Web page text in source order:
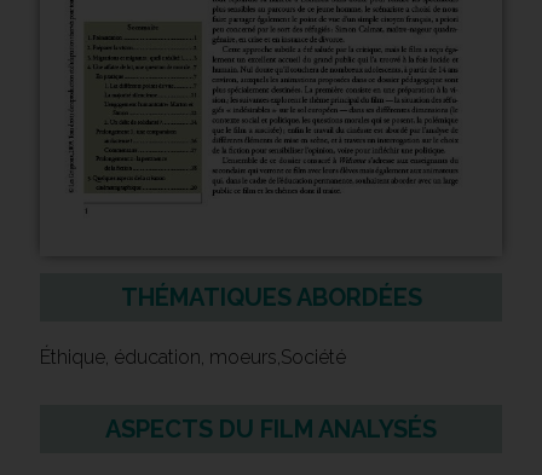
THÉMATIQUES ABORDÉES
Éthique, éducation, moeurs,Société
ASPECTS DU FILM ANALYSÉS